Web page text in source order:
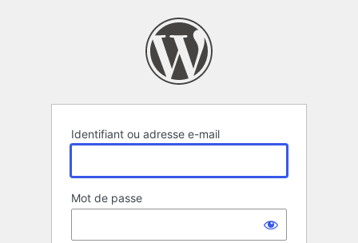
Identifiant ou adresse e-mail
Mot de passe